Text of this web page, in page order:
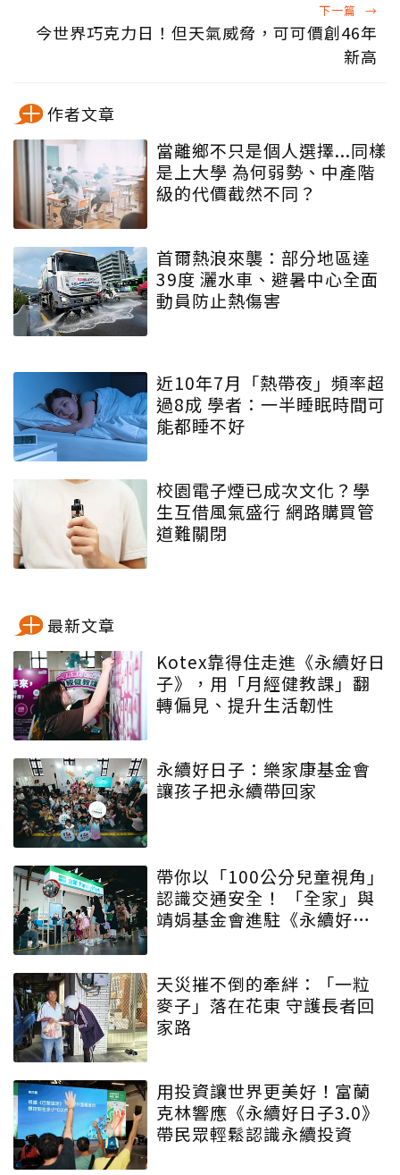
下一篇 →
今世界巧克力日！但天氣威脅，可可價創46年
新高
作者文章
當離鄉不只是個人選擇...同樣
是上大學 為何弱勢、中產階
級的代價截然不同？
首爾熱浪來襲：部分地區達
39度 灑水車、避暑中心全面
動員防止熱傷害
近10年7月「熱帶夜」頻率超
過8成 學者：一半睡眠時間可
能都睡不好
校園電子煙已成次文化？學
生互借風氣盛行 網路購買管
道難關閉
最新文章
Kotex靠得住走進《永續好日
子》，用「月經健教課」翻
轉偏見、提升生活韌性
永續好日子：樂家康基金會
讓孩子把永續帶回家
帶你以「100公分兒童視角」
認識交通安全！ 「全家」與
靖娟基金會進駐《永續好日
天災摧不倒的牽絆：「一粒
麥子」落在花東 守護長者回
家路
用投資讓世界更美好！富蘭
克林響應《永續好日子3.0》
帶民眾輕鬆認識永續投資